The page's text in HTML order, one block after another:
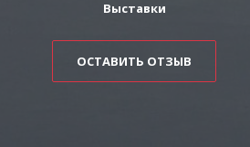
Выставки
ОСТАВИТЬ ОТЗЫВ